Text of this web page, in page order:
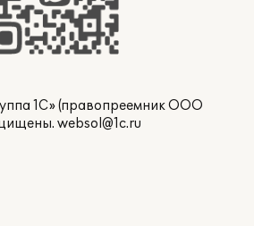
1С» (правопреемник ООО
websol@1c.ru